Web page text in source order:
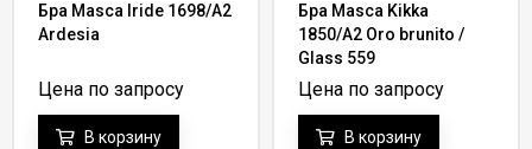
Бра Masca Iride 1698/A2
Ardesia
Цена по запросу
В корзину
Бра Masca Kikka
1850/A2 Oro brunito /
Glass 559
Цена по запросу
В корзину